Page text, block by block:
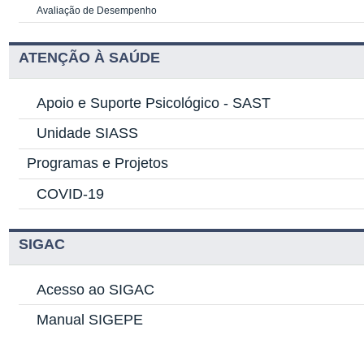
Avaliação de Desempenho
ATENÇÃO À SAÚDE
Apoio e Suporte Psicológico - SAST
Unidade SIASS
Programas e Projetos
COVID-19
SIGAC
Acesso ao SIGAC
Manual SIGEPE